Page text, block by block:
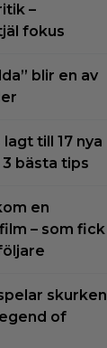
–
fokus
blir en av
till 17 nya
bästa tips
en
– som fick
skurken
of